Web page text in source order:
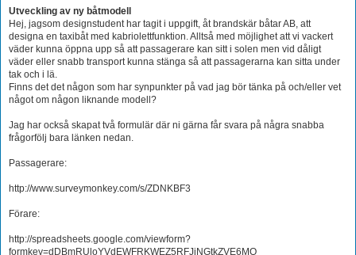
Utveckling av ny båtmodell
Hej, jagsom designstudent har tagit i uppgift, åt brandskär båtar AB, att
designa en taxibåt med kabriolettfunktion. Alltså med möjlighet att vi vackert
väder kunna öppna upp så att passagerare kan sitt i solen men vid dåligt
väder eller snabb transport kunna stänga så att passagerarna kan sitta under
tak och i lä.
Finns det det någon som har synpunkter på vad jag bör tänka på och/eller vet
något om någon liknande modell?
Jag har också skapat två formulär där ni gärna får svara på några snabba
frågorfölj bara länken nedan.
Passagerare:
http://www.surveymonkey.com/s/ZDNKBF3
Förare:
http://spreadsheets.google.com/viewform?
formkey=dDBmRUloYVdEWFRKWEZ5RFJjNGtkZVE6MQ